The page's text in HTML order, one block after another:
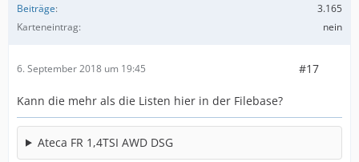
Beiträge
3.165
Karteneintrag
nein
6. September 2018 um 19:45 #17
Kann die mehr als die Listen hier in der Filebase?
Ateca FR 1,4TSI AWD DSG